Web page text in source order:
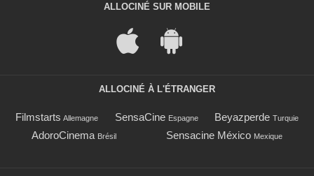
ALLOCINÉ SUR MOBILE
ALLOCINÉ À L'ÉTRANGER
Filmstarts Allemagne SensaCine Espagne Beyazperde Turquie
AdoroCinema Brésil Sensacine México Mexique